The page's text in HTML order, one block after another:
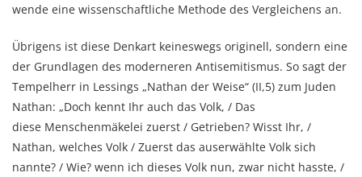
wende eine wissenschaftliche Methode des Vergleichens an.
Übrigens ist diese Denkart keineswegs originell, sondern eine
der Grundlagen des moderneren Antisemitismus. So sagt der
Tempelherr in Lessings „Nathan der Weise“ (II,5) zum Juden
Nathan: „Doch kennt Ihr auch das Volk, / Das
diese Menschenmäkelei zuerst / Getrieben? Wisst Ihr, /
Nathan, welches Volk / Zuerst das auserwählte Volk sich
nannte? / Wie? wenn ich dieses Volk nun, zwar nicht hasste, /